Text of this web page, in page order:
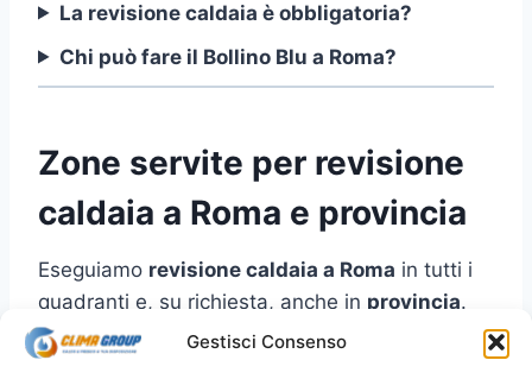
Gestisci Consenso
La revisione caldaia è obbligatoria?
Chi può fare il Bollino Blu a Roma?
Zone servite per revisione
caldaia a Roma e provincia
Eseguiamo revisione caldaia a Roma in tutti i
quadranti e, su richiesta, anche in provincia.
Per prenotare più velocemente, indica
zona/quartiere